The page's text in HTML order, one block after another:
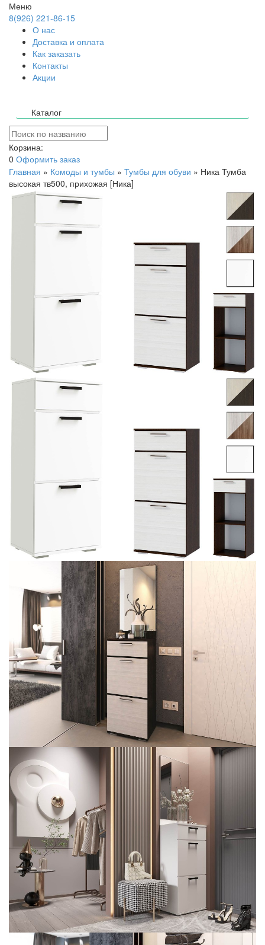
Меню
8(926) 221-86-15
О нас
Доставка и оплата
Как заказать
Контакты
Акции
Каталог
Корзина:
0 Оформить заказ
Главная » Комоды и тумбы » Тумбы для обуви » Ника Тумба
высокая тв500, прихожая [Ника]